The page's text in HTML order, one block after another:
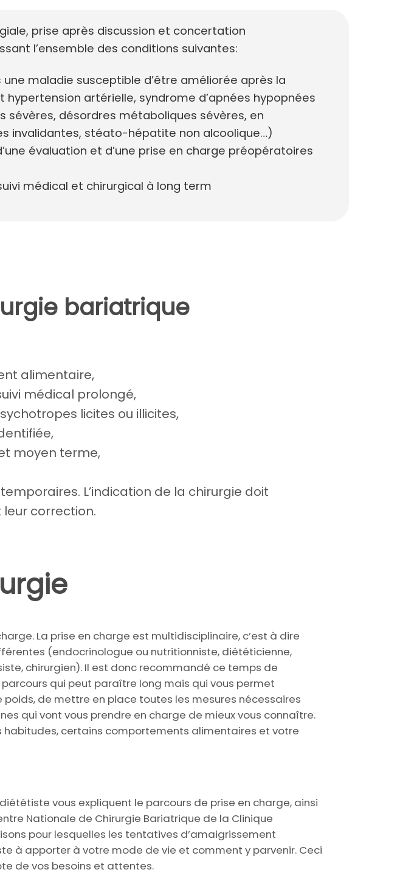
prise après discussion et concertation
l’ensemble des conditions suivantes:
une maladie susceptible d’être améliorée après la
artérielle, syndrome d’apnées hypopnées
désordres métaboliques sévères, en
invalidantes, stéato-hépatite non alcoolique…)
évaluation et d’une prise en charge préopératoires
médical et chirurgical à long term
bariatrique
alimentaire,
médical prolongé,
licites ou illicites,
moyen terme,
L’indication de la chirurgie doit
correction.
La prise en charge est multidisciplinaire, c’est à dire
(endocrinologue ou nutritionniste, diététicienne,
chirurgien). Il est donc recommandé ce temps de
parcours qui peut paraître long mais qui vous permet
de mettre en place toutes les mesures nécessaires
qui vont vous prendre en charge de mieux vous connaître.
certains comportements alimentaires et votre
vous expliquent le parcours de prise en charge, ainsi
Nationale de Chirurgie Bariatrique de la Clinique
pour lesquelles les tentatives d’amaigrissement
à apporter à votre mode de vie et comment y parvenir. Ceci
de vos besoins et attentes.